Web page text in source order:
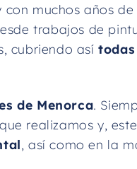
muchos años
trabajos de
cubriendo así
de Menorca.
realizamos y,
, así como en la